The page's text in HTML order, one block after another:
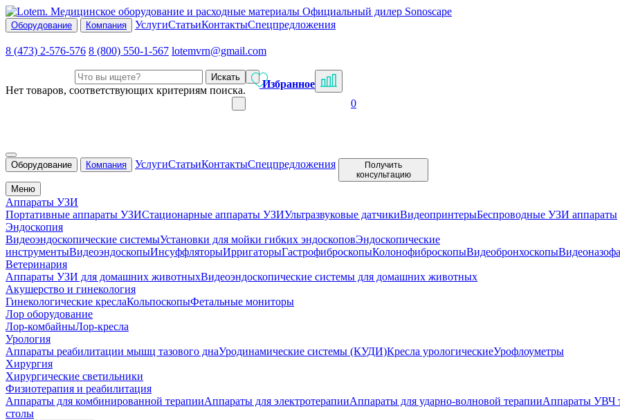
Официальный дилер Sonoscape
Оборудование Компания УслугиСтатьиКонтактыСпецпредложения
8 (473) 2-576-576 8 (800) 550-1-567 lotemvrn@gmail.com
Искать
Нет товаров, соответствующих критериям поиска.
Избранное
0
Оборудование Компания УслугиСтатьиКонтактыСпецпредложения
Получить
консультацию
Меню
Аппараты УЗИ
Портативные аппараты УЗИСтационарные аппараты УЗИУльтразвуковые датчикиВидеопринтерыБеспроводные УЗИ аппараты
Эндоскопия
Видеоэндоскопические системыУстановки для мойки гибких эндоскоповЭндоскопические
инструментыВидеоэндоскопыИнсуффляторыИрригаторыГастрофиброскопыКолонофиброскопыВидеобронхоскопы
Ветеринария
Аппараты УЗИ для домашних животныхВидеоэндоскопические системы для домашних животных
Акушерство и гинекология
Гинекологические креслаКольпоскопыФетальные мониторы
Лор оборудование
Лор-комбайныЛор-кресла
Урология
Аппараты реабилитации мышц тазового днаУродинамические системы (КУДИ)Кресла урологическиеУрофлоуметры
Хирургия
Хирургические светильники
Физиотерапия и реабилитация
Аппараты для комбинированной терапииАппараты для электротерапииАппараты для ударно-волновой терапииАппараты УВЧ
столы